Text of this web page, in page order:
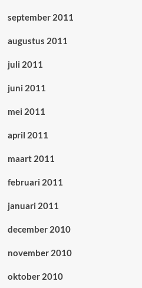
september 2011
augustus 2011
juli 2011
juni 2011
mei 2011
april 2011
maart 2011
februari 2011
januari 2011
december 2010
november 2010
oktober 2010